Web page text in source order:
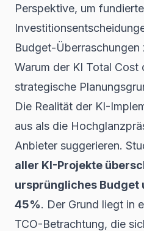
Perspektive, um fundierte
Budget-Überraschungen
Warum der KI Total Cost
strategische
Die Realität der KI-
aus als die
Anbieter suggerieren.
aller KI-Projekte
ursprüngliches
45%. Der Grund liegt in
TCO-Betrachtung, die